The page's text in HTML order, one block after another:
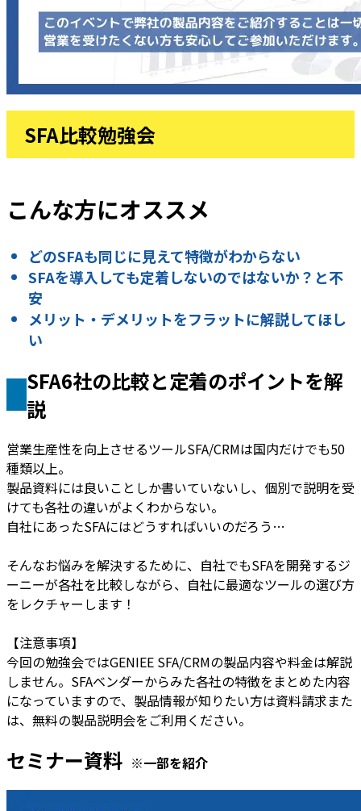
SFA比較勉強会
こんな方にオススメ
どのSFAも同じに見えて特徴がわからない
SFAを導入しても定着しないのではないか？と不
安
メリット・デメリットをフラットに解説してほし
い
SFA6社の比較と定着のポイントを解
説
営業生産性を向上させるツールSFA/CRMは国内だけでも50
種類以上。
製品資料には良いことしか書いていないし、個別で説明を受
けても各社の違いがよくわからない。
自社にあったSFAにはどうすればいいのだろう…
そんなお悩みを解決するために、自社でもSFAを開発するジ
ーニーが各社を比較しながら、自社に最適なツールの選び方
をレクチャーします！
【注意事項】
今回の勉強会ではGENIEE SFA/CRMの製品内容や料金は解説
しません。SFAベンダーからみた各社の特徴をまとめた内容
になっていますので、製品情報が知りたい方は資料請求また
は、無料の製品説明会をご利用ください。
セミナー資料 ※一部を紹介